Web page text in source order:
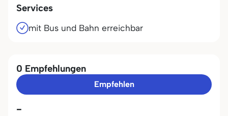
Services
mit Bus und Bahn erreichbar
0 Empfehlungen
Empfehlen
-